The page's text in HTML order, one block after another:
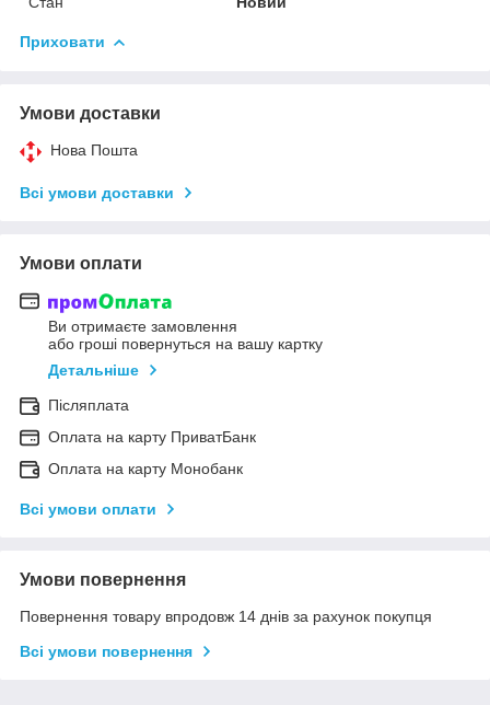
Приховати
Умови доставки
Нова Пошта
Всі умови доставки
Умови оплати
Ви отримаєте замовлення
або гроші повернуться на вашу картку
Детальніше
Післяплата
Оплата на карту ПриватБанк
Оплата на карту Монобанк
Всі умови оплати
Умови повернення
Повернення товару впродовж 14 днів за рахунок покупця
Всі умови повернення